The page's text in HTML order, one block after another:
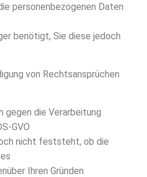
personenbezogenen Daten
benötigt, Sie diese jedoch
von Rechtsansprüchen
gegen die Verarbeitung
GVO
nicht feststeht, ob die
Ihren Gründen